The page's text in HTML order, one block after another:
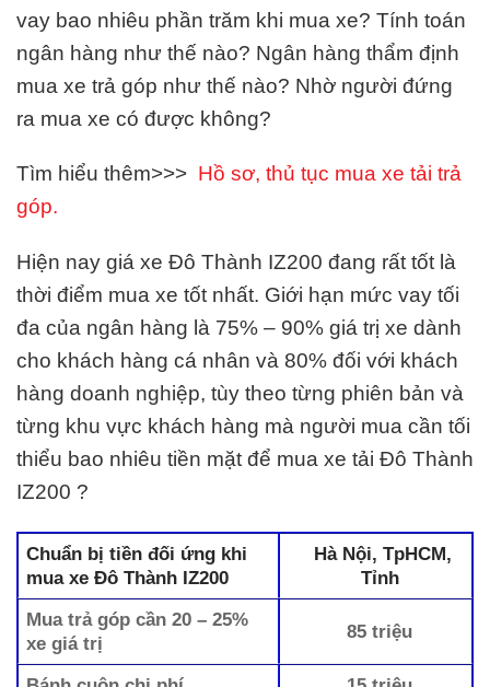
vay bao nhiêu phần trăm khi mua xe? Tính toán
ngân hàng như thế nào? Ngân hàng thẩm định
mua xe trả góp như thế nào? Nhờ người đứng
ra mua xe có được không?
Tìm hiểu thêm>>> Hồ sơ, thủ tục mua xe tải trả
góp.
Hiện nay giá xe Đô Thành IZ200 đang rất tốt là
thời điểm mua xe tốt nhất. Giới hạn mức vay tối
đa của ngân hàng là 75% – 90% giá trị xe dành
cho khách hàng cá nhân và 80% đối với khách
hàng doanh nghiệp, tùy theo từng phiên bản và
từng khu vực khách hàng mà người mua cần tối
thiểu bao nhiêu tiền mặt để mua xe tải Đô Thành
IZ200 ?
Chuẩn bị tiền đối ứng khi
mua xe Đô Thành IZ200
Hà Nội, TpHCM,
Tỉnh
Mua trả góp cần 20 – 25%
xe giá trị
85 triệu